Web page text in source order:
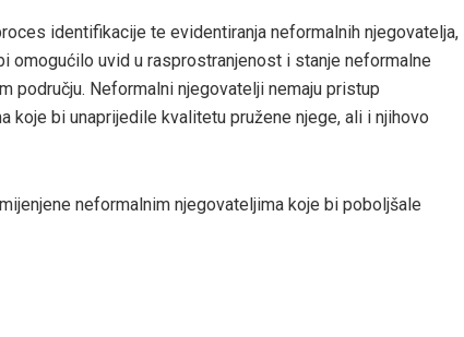
identifikacije te evidentiranja neformalnih njegovatelja,
omogućilo uvid u rasprostranjenost i stanje neformalne
području. Neformalni njegovatelji nemaju pristup
koje bi unaprijedile kvalitetu pružene njege, ali i njihovo
neformalnim njegovateljima koje bi poboljšale